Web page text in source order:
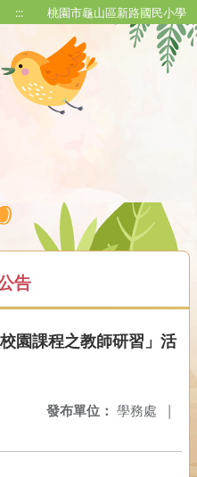
::: 桃園市龜山區新路國民小學
告
園課程之教師研習」活
發布單位： 學務處 |